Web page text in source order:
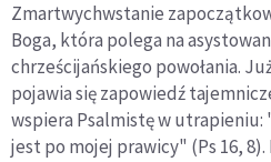
Zmartwychwstanie
Boga, która polega na
chrześcijańskiego powołania.
pojawia się zapowiedź
wspiera Psalmistę w utrapieniu:
jest po mojej prawicy" (Ps 16,